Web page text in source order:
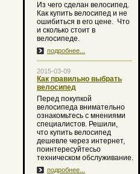
Из чего сделан велосипед.
Как купить велосипед и не
ошибиться в его цене. Что
и сколько стоит в
велосипеде.
подробнее...
2015-03-09
Как правильно выбрать
велосипед
Перед покупкой
велосипеда внимательно
ознакомьтесь с мнениями
специалистов. Решили,
что купить велосипед
дешевле через интернет,
поинтересуйтесьо
техническом обслуживание.
подробнее...